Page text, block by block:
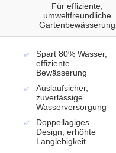
Für effiziente,
umweltfreundliche
Gartenbewässerung
Spart 80% Wasser,
effiziente
Bewässerung
Auslaufsicher,
zuverlässige
Wasserversorgung
Doppellagiges
Design, erhöhte
Langlebigkeit